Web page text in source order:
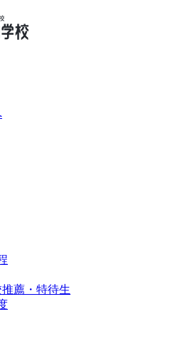
薦・特待生